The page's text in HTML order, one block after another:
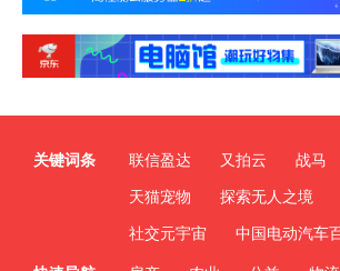
关键词条 联信盈达 又拍云 战马
天猫宠物
探索无人之境
社交元宇宙
中国电动汽车